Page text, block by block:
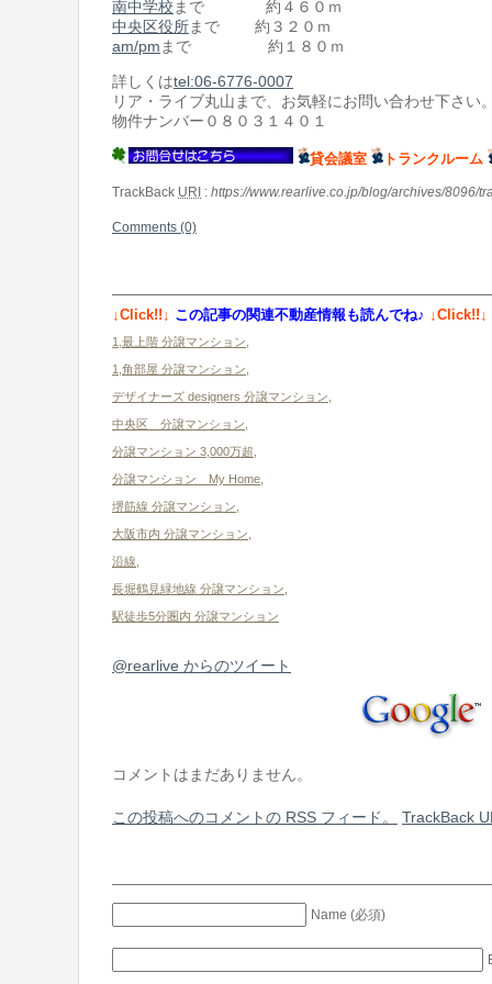
南中学校 まで 約４６０ｍ
中央区役所まで 約３２０ｍ
am/pm まで 約１８０ｍ
詳しくはtel:06-6776-0007
リア・ライブ丸山まで、お気軽にお問い合わせ下さい。
物件ナンバー０８０３１４０１
貸会議室 トランクルーム
TrackBack URI : https://www.rearlive.co.jp/blog/archives/8096/
Comments (0)
↓Click!!↓ この記事の関連不動産情報も読んでね♪ ↓Click!!↓
1,最上階 分譲マンション
1,角部屋 分譲マンション
デザイナーズ designers 分譲マンション
中央区 分譲マンション
分譲マンション 3,000万超
分譲マンション My Home
堺筋線 分譲マンション
大阪市内 分譲マンション
沿線
長堀鶴見緑地線 分譲マンション
駅徒歩5分圏内 分譲マンション
@rearlive からのツイート
コメントはまだありません。
この投稿へのコメントの RSS フィード。 TrackBack
Name (必須)